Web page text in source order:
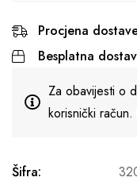
Procjena
Besplatna
Za obavijesti o
korisnički račun.
Šifra: